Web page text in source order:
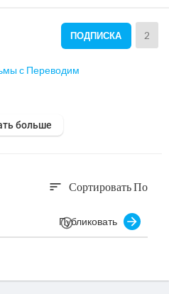
ПОДПИСКА 2
с Переводим
больше
sort Сортировать По
Публиковать